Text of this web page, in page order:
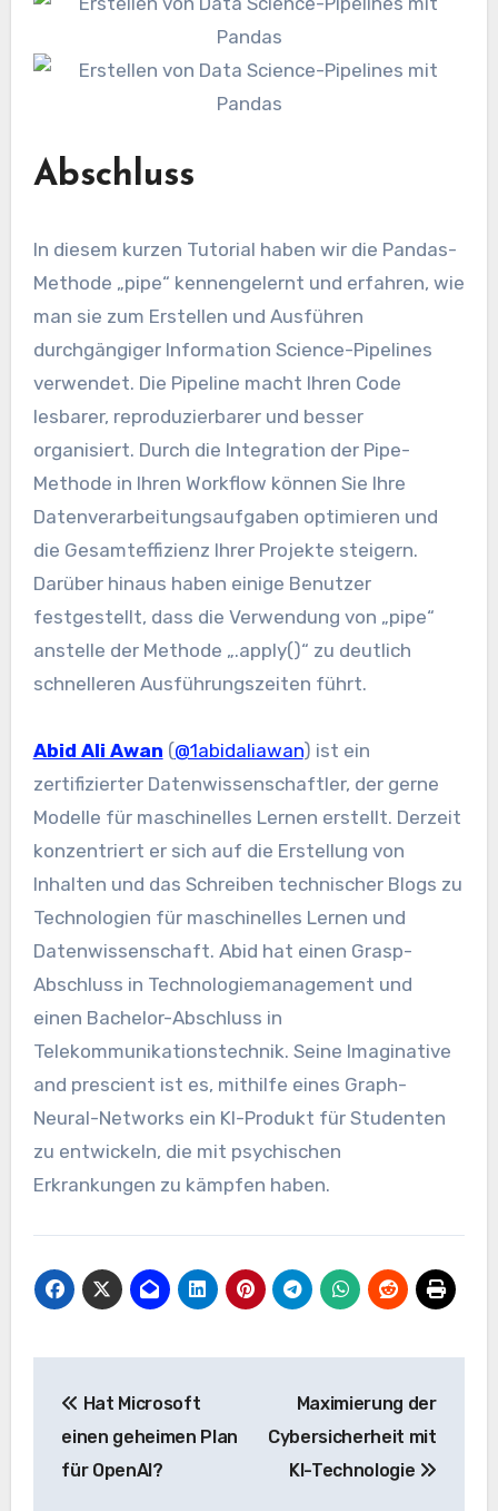
Abschluss
In diesem kurzen Tutorial haben wir die Pandas-
Methode „pipe“ kennengelernt und erfahren, wie
man sie zum Erstellen und Ausführen
durchgängiger Information Science-Pipelines
verwendet. Die Pipeline macht Ihren Code
lesbarer, reproduzierbarer und besser
organisiert. Durch die Integration der Pipe-
Methode in Ihren Workflow können Sie Ihre
Datenverarbeitungsaufgaben optimieren und
die Gesamteffizienz Ihrer Projekte steigern.
Darüber hinaus haben einige Benutzer
festgestellt, dass die Verwendung von „pipe“
anstelle der Methode „.apply()“ zu deutlich
schnelleren Ausführungszeiten führt.
Abid Ali Awan (@1abidaliawan) ist ein
zertifizierter Datenwissenschaftler, der gerne
Modelle für maschinelles Lernen erstellt. Derzeit
konzentriert er sich auf die Erstellung von
Inhalten und das Schreiben technischer Blogs zu
Technologien für maschinelles Lernen und
Datenwissenschaft. Abid hat einen Grasp-
Abschluss in Technologiemanagement und
einen Bachelor-Abschluss in
Telekommunikationstechnik. Seine Imaginative
and prescient ist es, mithilfe eines Graph-
Neural-Networks ein KI-Produkt für Studenten
zu entwickeln, die mit psychischen
Erkrankungen zu kämpfen haben.
Navigation
Hat Microsoft
einen geheimen Plan
für OpenAI?
Maximierung der
Cybersicherheit mit
KI-Technologie